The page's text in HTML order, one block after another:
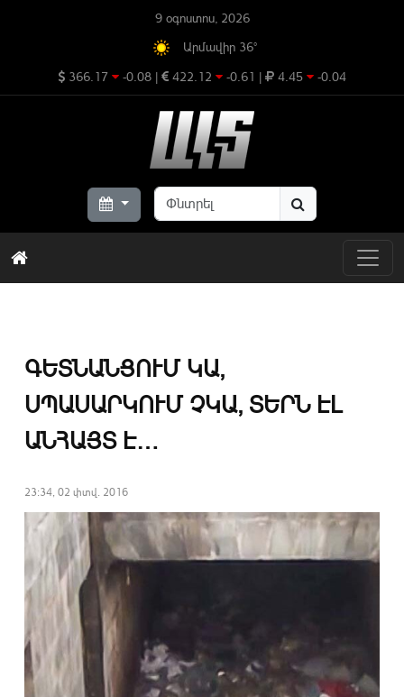
9 օգոստոս, 2026
Արմավիր 36°
366.17 -0.08 | 422.12 -0.61 | 4.45 -0.04
ԳԵՏՆԱՆՑՈՒՄ ԿԱ,
ՍՊԱՍԱՐԿՈՒՄ ՉԿԱ, ՏԵՐՆ ԷԼ
ԱՆՀԱՅՏ Է…
23:34, 02 փտվ. 2016